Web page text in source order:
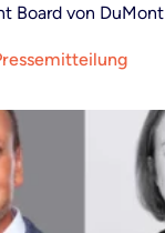
Board von DuMont